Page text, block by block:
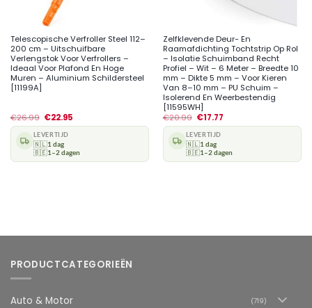
Telescopische Verfroller Steel 112–
200 cm – Uitschuifbare
Verlengstok Voor Verfrollers –
Ideaal Voor Plafond En Hoge
Muren – Aluminium Schildersteel
[11199A]
€26.99 €22.95
LEVERTIJD
🇳🇱1 dag
🇧🇪1–2 dagen
Zelfklevende Deur- En
Raamafdichting Tochtstrip Op Rol
– Isolatie Schuimband Recht
Profiel – Wit – 6 Meter – Breedte 10
mm – Dikte 5 mm – Voor Kieren
Van 8–10 mm – PU Schuim –
Isolerend En Weerbestendig
[11595WH]
€20.99 €17.77
LEVERTIJD
🇳🇱1 dag
🇧🇪1–2 dagen
PRODUCTCATEGORIEËN
Auto & Motor (719)